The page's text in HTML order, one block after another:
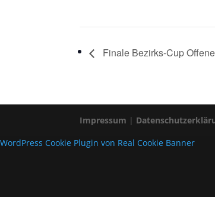
Finale Bezirks-Cup
Impressum |
WordPress Cookie Plugin von Real Cookie Banner